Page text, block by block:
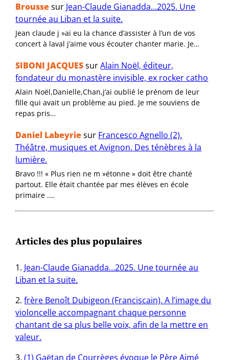
Broussesur Jean-Claude Gianadda…2025. Une
tournée au Liban et la suite.
Jean claude j »ai eu la chance d’assister à l’un de vos
concert à laval j’aime vous écouter chanter marie. Je…
SIBONI JACQUESsurAlain Noël, éditeur,
fondateur du monastère invisible, ex rocker catho
Alain Noël,Danielle,Chan,j’ai oublié le prénom de leur
fille qui avait un problème au pied. Je me souviens de
repas pris…
Daniel Labeyriesur Francesco Agnello (2).
Théâtre, musiques et Avignon. Des ténèbres à la
lumière.
Bravo !!! « Plus rien ne m »étonne » doit être chanté
partout. Elle était chantée par mes élèves en école
primaire .…
Articles des plus populaires
Jean-Claude Gianadda…2025. Une tournée au
Liban et la suite.
frère Benoît Dubigeon (Franciscain). A l’image du
violoncelle accompagnant chaque personne
chantant de sa plus belle voix, afin de la mettre en
valeur.
(1) Gaëtan de Courrèges évoque le Père Aimé